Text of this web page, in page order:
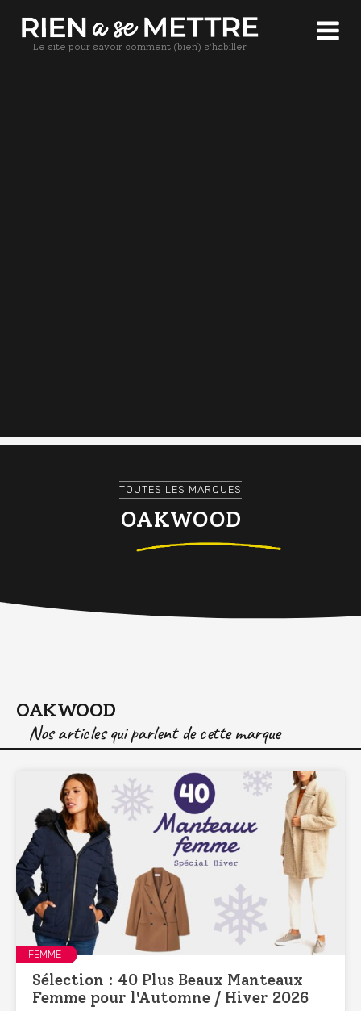
Le site pour savoir comment (bien) s'habiller
TOUTES LES MARQUES
OAKWOOD
OAKWOOD
Nos articles qui parlent de cette marque
FEMME
Sélection : 40 Plus Beaux Manteaux
Femme pour l'Automne / Hiver 2026